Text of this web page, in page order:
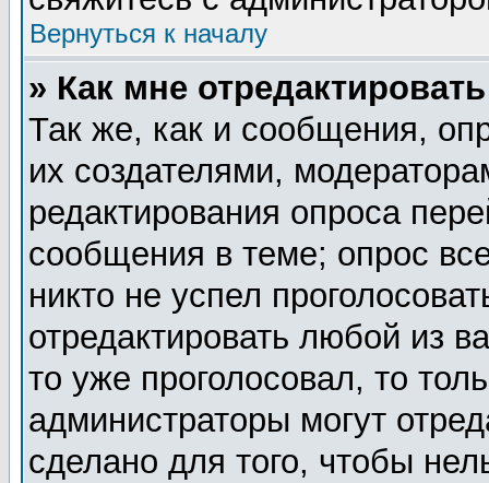
Вернуться к началу
» Как мне
Так же, как и сообщения,
их создателями,
редактирования опроса
сообщения в теме; опрос
никто не успел
отредактировать любой из
то уже проголосовал, то
администраторы могут
сделано для того, чтобы